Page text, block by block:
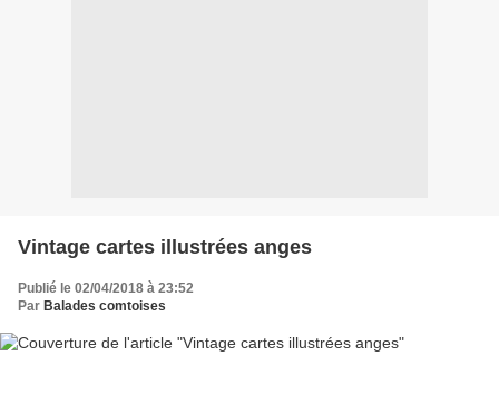
Vintage cartes illustrées anges
Publié le 02/04/2018 à 23:52
Par Balades comtoises